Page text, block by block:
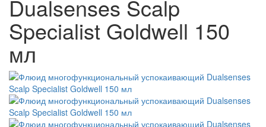
Dualsenses Scalp
Specialist Goldwell 150
мл